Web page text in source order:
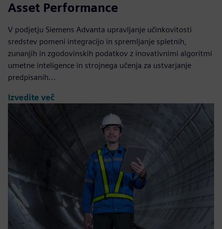
Asset Performance
V podjetju Siemens Advanta upravljanje učinkovitosti
sredstev pomeni integracijo in spremljanje spletnih,
zunanjih in zgodovinskih podatkov z inovativnimi algoritmi
umetne inteligence in strojnega učenja za ustvarjanje
predpisanih...
Izvedite več